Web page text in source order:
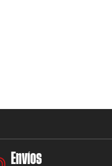
Envíos